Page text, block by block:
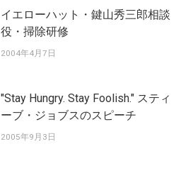
イエローハット・鍵山秀三郎相談
役・掃除研修
2004年4月7日
"Stay Hungry. Stay Foolish." スティ
ーブ・ジョブスのスピーチ
2005年9月3日